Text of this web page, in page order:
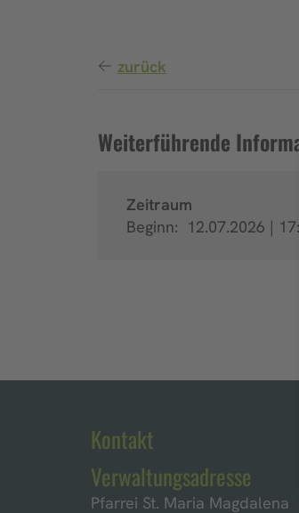
zurück
Weiterführende
Zeitraum
Beginn: 12.07.2026 |
Kontakt
Verwaltungsadresse
Pfarrei St. Maria Magdalena